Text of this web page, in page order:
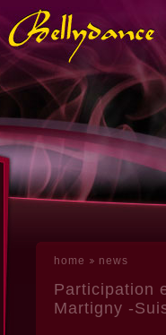
home news
Participation
Martigny -